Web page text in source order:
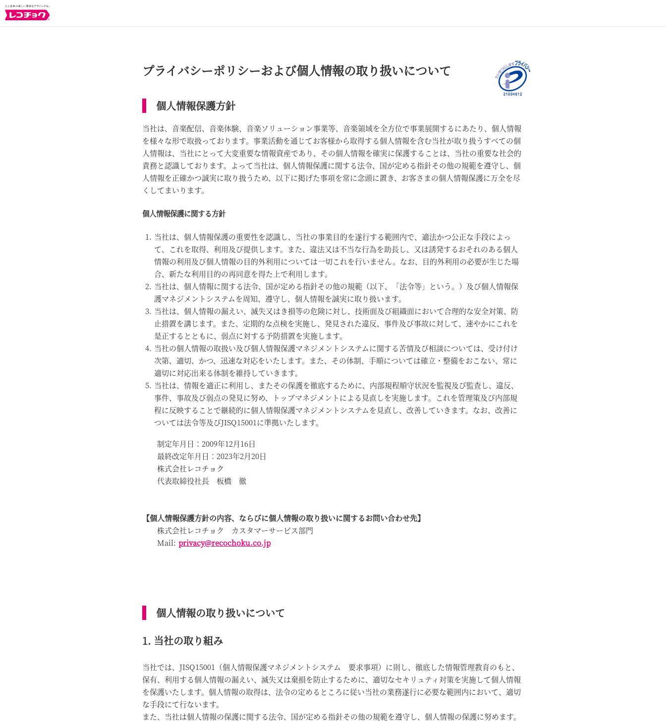
プライバシーポリシーおよび個人情報の取り扱いについて
個人情報保護方針
当社は、音楽配信、音楽体験、音楽ソリューション事業等、音楽領域を全方位で事業展開するにあたり、個人情報
を様々な形で取扱っております。事業活動を通じてお客様から取得する個人情報を含む当社が取り扱うすべての個
人情報は、当社にとって大変重要な情報資産であり、その個人情報を確実に保護することは、当社の重要な社会的
責務と認識しております。よって当社は、個人情報保護に関する法令、国が定める指針その他の規範を遵守し、個
人情報を正確かつ誠実に取り扱うため、以下に掲げた事項を常に念頭に置き、お客さまの個人情報保護に万全を尽
くしてまいります。
個人情報保護に関する方針
当社は、個人情報保護の重要性を認識し、当社の事業目的を遂行する範囲内で、適法かつ公正な手段によっ
て、これを取得、利用及び提供します。また、違法又は不当な行為を助長し、又は誘発するおそれのある個人
情報の利用及び個人情報の目的外利用については一切これを行いません。なお、目的外利用の必要が生じた場
合、新たな利用目的の再同意を得た上で利用します。
当社は、個人情報に関する法令、国が定める指針その他の規範（以下、「法令等」という。）及び個人情報保
護マネジメントシステムを周知、遵守し、個人情報を誠実に取り扱います。
当社は、個人情報の漏えい、滅失又はき損等の危険に対し、技術面及び組織面において合理的な安全対策、防
止措置を講じます。また、定期的な点検を実施し、発見された違反、事件及び事故に対して、速やかにこれを
是正するとともに、弱点に対する予防措置を実施します。
当社の個人情報の取扱い及び個人情報保護マネジメントシステムに関する苦情及び相談については、受け付け
次第、適切、かつ、迅速な対応をいたします。また、その体制、手順については確立・整備をおこない、常に
適切に対応出来る体制を維持していきます。
当社は、情報を適正に利用し、またその保護を徹底するために、内部規程順守状況を監視及び監査し、違反、
事件、事故及び弱点の発見に努め、トップマネジメントによる見直しを実施します。これを管理策及び内部規
程に反映することで継続的に個人情報保護マネジメントシステムを見直し、改善していきます。なお、改善に
ついては法令等及びJISQ15001に準拠いたします。
制定年月日：2009年12月16日
最終改定年月日：2023年2月20日
株式会社レコチョク
代表取締役社長 板橋 徹
【個人情報保護方針の内容、ならびに個人情報の取り扱いに関するお問い合わせ先】
株式会社レコチョク カスタマーサービス部門
Mail: privacy@recochoku.co.jp
個人情報の取り扱いについて
1. 当社の取り組み
当社では、JISQ15001（個人情報保護マネジメントシステム 要求事項）に則し、徹底した情報管理教育のもと、
保有、利用する個人情報の漏えい、滅失又は棄損を防止するために、適切なセキリュティ対策を実施して個人情報
を保護いたします。個人情報の取得は、法令の定めるところに従い当社の業務遂行に必要な範囲内において、適切
な手段にて行ないます。
また、当社は個人情報の保護に関する法令、国が定める指針その他の規範を遵守し、個人情報の保護に努めます。